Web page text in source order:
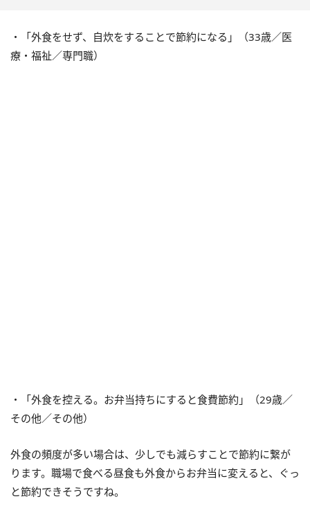
・「外食をせず、自炊をすることで節約になる」（33歳／医
療・福祉／専門職）
・「外食を控える。お弁当持ちにすると食費節約」（29歳／
その他／その他）
外食の頻度が多い場合は、少しでも減らすことで節約に繋が
ります。職場で食べる昼食も外食からお弁当に変えると、ぐっ
と節約できそうですね。